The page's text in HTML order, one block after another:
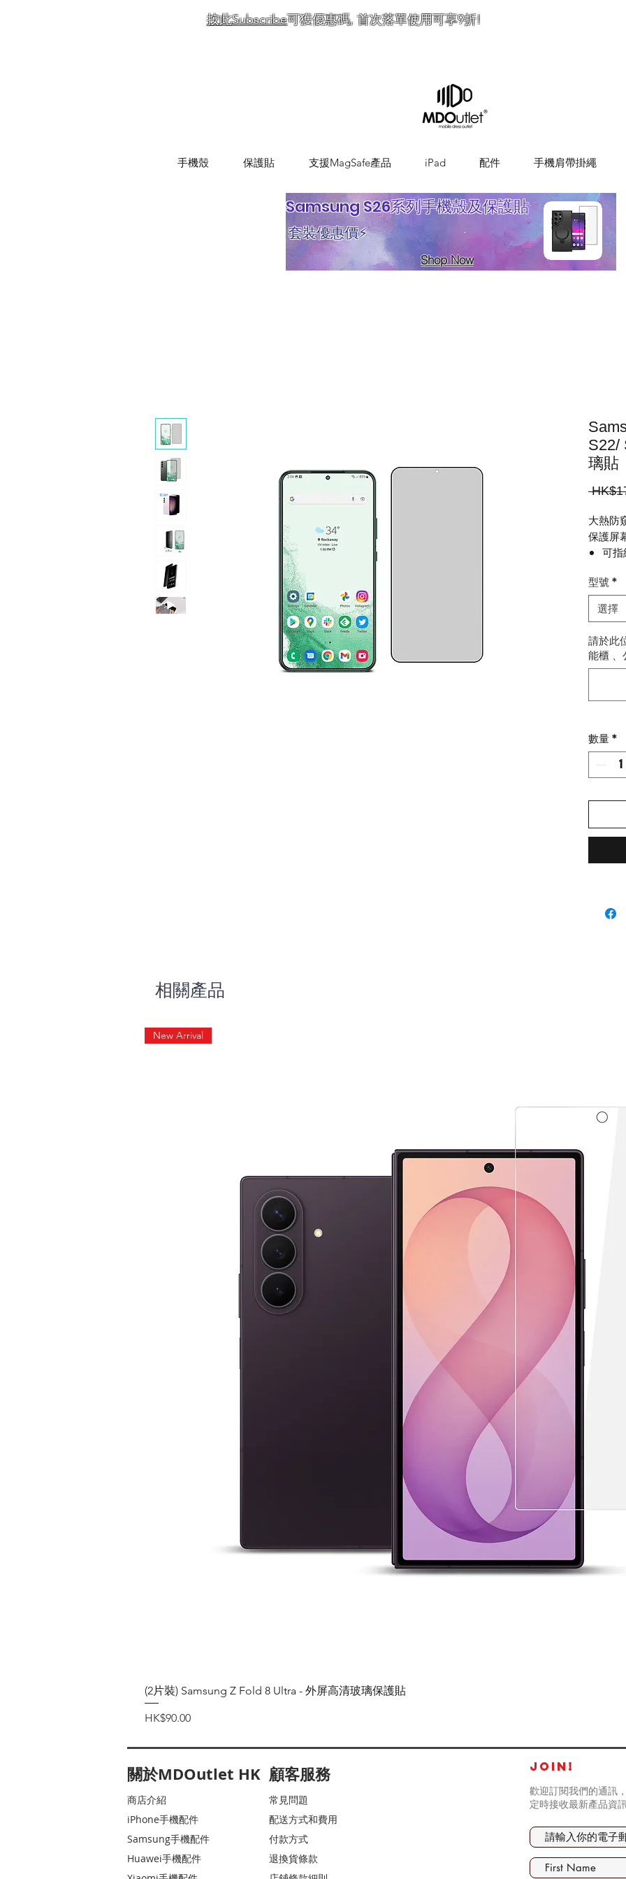
按此Subscribe可獲優惠碼, 首次落單使用可享9折!
手機殼 保護貼 支援MagSafe產品 iPad 配件 手機肩帶掛繩
Samsung S26系列手機殼及保護貼
套裝優惠價⚡
Shop Now
S22/
璃貼
大熱防
保護屏
可指
無市
左
窺效
9H
易
型號*
選擇
請於此
能櫃 、
數量*
相關產品
New Arrival
(2片裝) Samsung Z Fold 8 Ultra - 外屏高清玻璃保護貼
價格
HK$90.00
關於MDOutlet HK
商店介紹
iPhone手機配件
Samsung手機配件
Huawei手機配件
顧客服務
常見問題
配送方式和費用
付款方式
退換貨條款
JOIN!
歡迎訂閱我們的通訊
定時接收最新產品資